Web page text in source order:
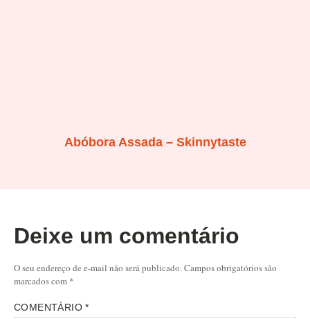
Abóbora Assada – Skinnytaste
Deixe um comentário
O seu endereço de e-mail não será publicado.Campos obrigatórios são
marcados com *
COMENTÁRIO*